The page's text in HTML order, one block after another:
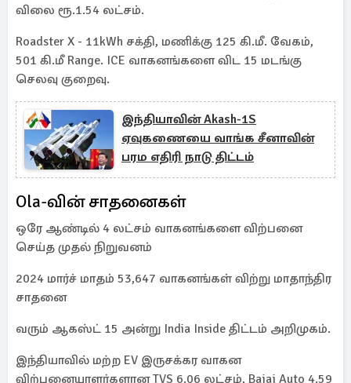
விலை ரூ.1.54 லட்சம்.
Roadster X - 11kWh சக்தி, மணிக்கு 125 கி.மீ. வேகம்,
501 கி.மீ Range. ICE வாகனங்களை விட 15 மடங்கு
செலவு குறைவு.
இந்தியாவின் Akash-1S
ஏவுகணையை வாங்க சீனாவின்
பரம எதிரி நாடு திட்டம்
Ola-வின் சாதனைகள்
ஒரே ஆண்டில் 4 லட்சம் வாகனங்களை விற்பனை
செய்த முதல் நிறுவனம்
2024 மார்ச் மாதம் 53,647 வாகனங்கள் விற்று மாதாந்திர
சாதனை
வரும் ஆகஸ்ட் 15 அன்று India Inside திட்டம் அறிமுகம்.
இந்தியாவில் மற்ற EV இருசக்கர வாகன
விற்பனையாளர்களான TVS 6.06 லட்சம், Bajaj Auto 4.59